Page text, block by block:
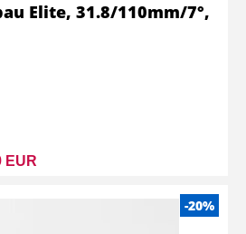
EUR
Elite, 31.8/110mm/7°,
-20%